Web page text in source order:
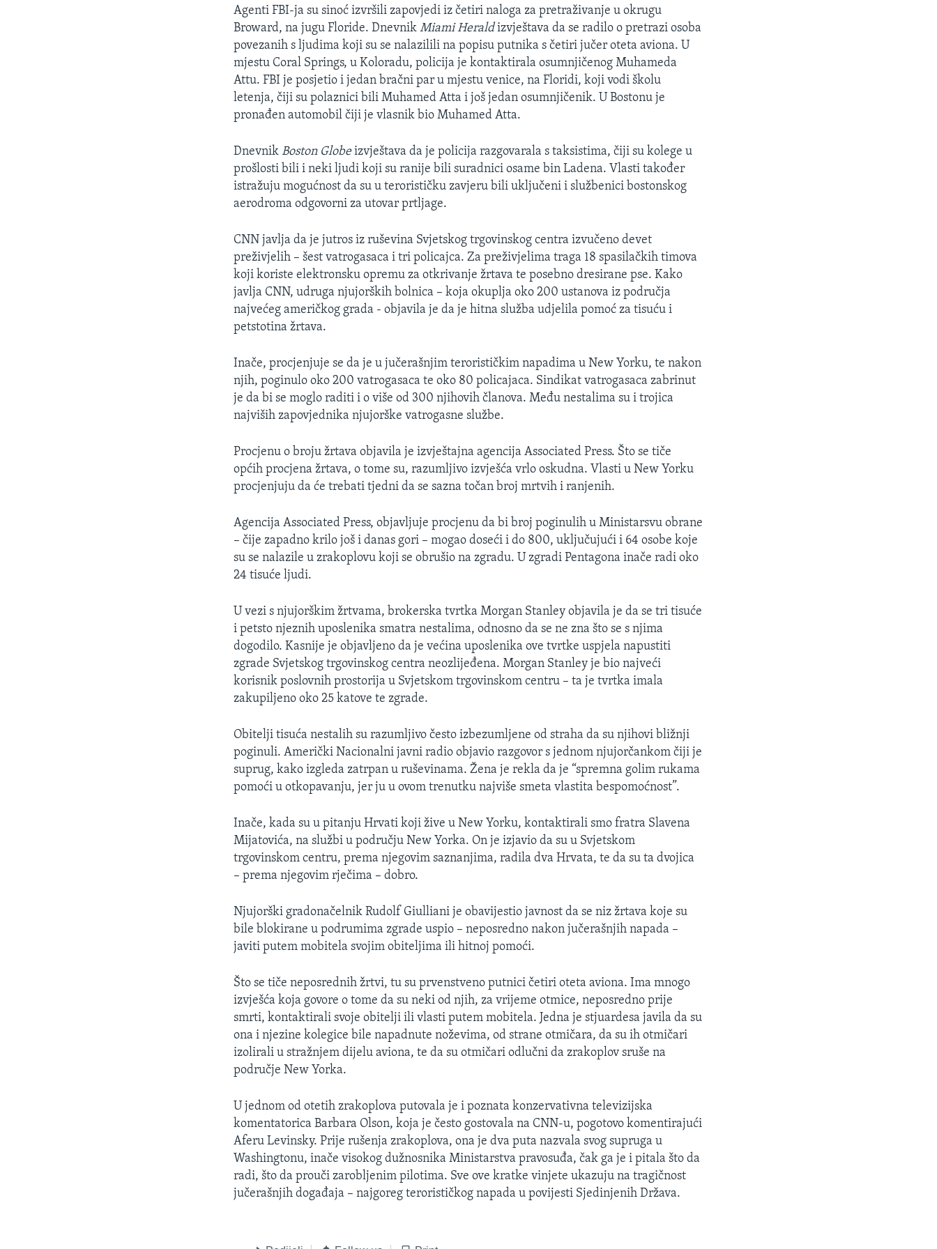
Agenti FBI-ja su sinoć izvršili zapovjedi iz četiri naloga za pretraživanje u okrugu
Broward, na jugu Floride. DnevnikMiami Heraldizvještava da se radilo o pretrazi osoba
povezanih s ljudima koji su se nalazilili na popisu putnika s četiri jučer oteta aviona. U
mjestu Coral Springs, u Koloradu, policija je kontaktirala osumnjičenog Muhameda
Attu. FBI je posjetio i jedan bračni par u mjestu venice, na Floridi, koji vodi školu
letenja, čiji su polaznici bili Muhamed Atta i još jedan osumnjičenik. U Bostonu je
pronađen automobil čiji je vlasnik bio Muhamed Atta.
DnevnikBoston Globeizvještava da je policija razgovarala s taksistima, čiji su kolege u
prošlosti bili i neki ljudi koji su ranije bili suradnici osame bin Ladena. Vlasti također
istražuju mogućnost da su u terorističku zavjeru bili uključeni i službenici bostonskog
aerodroma odgovorni za utovar prtljage.
CNN javlja da je jutros iz ruševina Svjetskog trgovinskog centra izvučeno devet
preživjelih – šest vatrogasaca i tri policajca. Za preživjelima traga 18 spasilačkih timova
koji koriste elektronsku opremu za otkrivanje žrtava te posebno dresirane pse. Kako
javlja CNN, udruga njujorških bolnica – koja okuplja oko 200 ustanova iz područja
najvećeg američkog grada - objavila je da je hitna služba udjelila pomoć za tisuću i
petstotina žrtava.
Inače, procjenjuje se da je u jučerašnjim terorističkim napadima u New Yorku, te nakon
njih, poginulo oko 200 vatrogasaca te oko 80 policajaca. Sindikat vatrogasaca zabrinut
je da bi se moglo raditi i o više od 300 njihovih članova. Među nestalima su i trojica
najviših zapovjednika njujorške vatrogasne službe.
Procjenu o broju žrtava objavila je izvještajna agencija Associated Press. Što se tiče
općih procjena žrtava, o tome su, razumljivo izvješća vrlo oskudna. Vlasti u New Yorku
procjenjuju da će trebati tjedni da se sazna točan broj mrtvih i ranjenih.
Agencija Associated Press, objavljuje procjenu da bi broj poginulih u Ministarsvu obrane
– čije zapadno krilo još i danas gori – mogao doseći i do 800, uključujući i 64 osobe koje
su se nalazile u zrakoplovu koji se obrušio na zgradu. U zgradi Pentagona inače radi oko
24 tisuće ljudi.
U vezi s njujorškim žrtvama, brokerska tvrtka Morgan Stanley objavila je da se tri tisuće
i petsto njeznih uposlenika smatra nestalima, odnosno da se ne zna što se s njima
dogodilo. Kasnije je objavljeno da je većina uposlenika ove tvrtke uspjela napustiti
zgrade Svjetskog trgovinskog centra neozlijeđena. Morgan Stanley je bio najveći
korisnik poslovnih prostorija u Svjetskom trgovinskom centru – ta je tvrtka imala
zakupiljeno oko 25 katove te zgrade.
Obitelji tisuća nestalih su razumljivo često izbezumljene od straha da su njihovi bližnji
poginuli. Američki Nacionalni javni radio objavio razgovor s jednom njujorčankom čiji je
suprug, kako izgleda zatrpan u ruševinama. Žena je rekla da je “spremna golim rukama
pomoći u otkopavanju, jer ju u ovom trenutku najviše smeta vlastita bespomoćnost”.
Inače, kada su u pitanju Hrvati koji žive u New Yorku, kontaktirali smo fratra Slavena
Mijatovića, na službi u području New Yorka. On je izjavio da su u Svjetskom
trgovinskom centru, prema njegovim saznanjima, radila dva Hrvata, te da su ta dvojica
– prema njegovim rječima – dobro.
Njujorški gradonačelnik Rudolf Giulliani je obavijestio javnost da se niz žrtava koje su
bile blokirane u podrumima zgrade uspio – neposredno nakon jučerašnjih napada –
javiti putem mobitela svojim obiteljima ili hitnoj pomoći.
Što se tiče neposrednih žrtvi, tu su prvenstveno putnici četiri oteta aviona. Ima mnogo
izvješća koja govore o tome da su neki od njih, za vrijeme otmice, neposredno prije
smrti, kontaktirali svoje obitelji ili vlasti putem mobitela. Jedna je stjuardesa javila da su
ona i njezine kolegice bile napadnute noževima, od strane otmičara, da su ih otmičari
izolirali u stražnjem dijelu aviona, te da su otmičari odlučni da zrakoplov sruše na
područje New Yorka.
U jednom od otetih zrakoplova putovala je i poznata konzervativna televizijska
komentatorica Barbara Olson, koja je često gostovala na CNN-u, pogotovo komentirajući
Aferu Levinsky. Prije rušenja zrakoplova, ona je dva puta nazvala svog supruga u
Washingtonu, inače visokog dužnosnika Ministarstva pravosuđa, čak ga je i pitala što da
radi, što da prouči zarobljenim pilotima. Sve ove kratke vinjete ukazuju na tragičnost
jučerašnjih događaja – najgoreg terorističkog napada u povijesti Sjedinjenih Država.